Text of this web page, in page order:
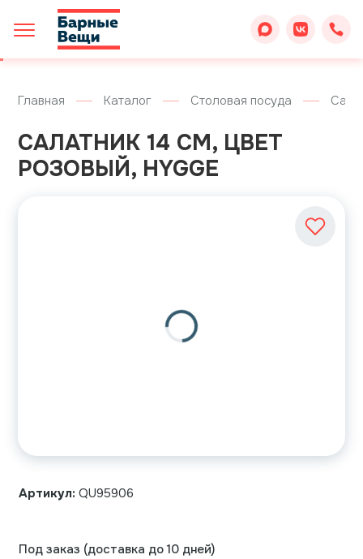
Главная Каталог Столовая посуда
САЛАТНИК 14 СМ, ЦВЕТ
РОЗОВЫЙ, HYGGE
Артикул: QU95906
Под заказ (доставка до 10 дней)